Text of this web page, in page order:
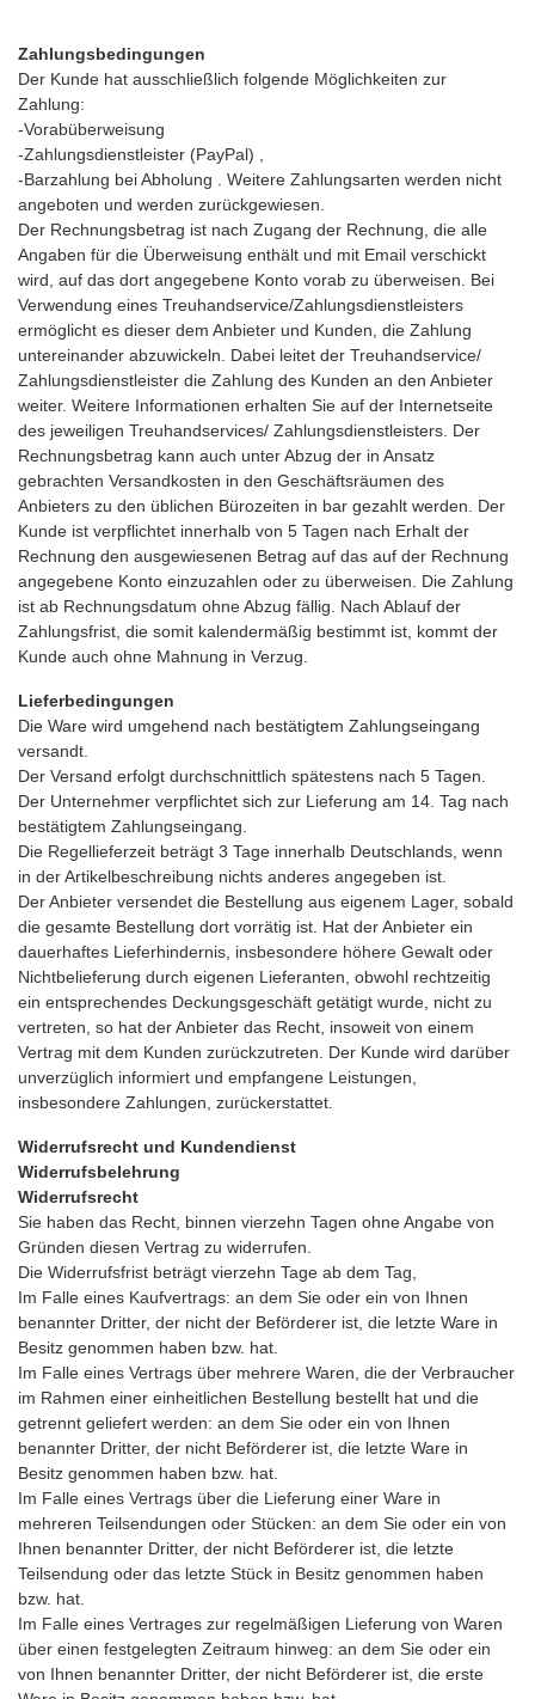
Zahlungsbedingungen
Der Kunde hat ausschließlich folgende Möglichkeiten zur
Zahlung:
-Vorabüberweisung
-Zahlungsdienstleister (PayPal) ,
-Barzahlung bei Abholung . Weitere Zahlungsarten werden nicht
angeboten und werden zurückgewiesen.
Der Rechnungsbetrag ist nach Zugang der Rechnung, die alle
Angaben für die Überweisung enthält und mit Email verschickt
wird, auf das dort angegebene Konto vorab zu überweisen. Bei
Verwendung eines Treuhandservice/Zahlungsdienstleisters
ermöglicht es dieser dem Anbieter und Kunden, die Zahlung
untereinander abzuwickeln. Dabei leitet der Treuhandservice/
Zahlungsdienstleister die Zahlung des Kunden an den Anbieter
weiter. Weitere Informationen erhalten Sie auf der Internetseite
des jeweiligen Treuhandservices/ Zahlungsdienstleisters. Der
Rechnungsbetrag kann auch unter Abzug der in Ansatz
gebrachten Versandkosten in den Geschäftsräumen des
Anbieters zu den üblichen Bürozeiten in bar gezahlt werden. Der
Kunde ist verpflichtet innerhalb von 5 Tagen nach Erhalt der
Rechnung den ausgewiesenen Betrag auf das auf der Rechnung
angegebene Konto einzuzahlen oder zu überweisen. Die Zahlung
ist ab Rechnungsdatum ohne Abzug fällig. Nach Ablauf der
Zahlungsfrist, die somit kalendermäßig bestimmt ist, kommt der
Kunde auch ohne Mahnung in Verzug.
Lieferbedingungen
Die Ware wird umgehend nach bestätigtem Zahlungseingang
versandt.
Der Versand erfolgt durchschnittlich spätestens nach 5 Tagen.
Der Unternehmer verpflichtet sich zur Lieferung am 14. Tag nach
bestätigtem Zahlungseingang.
Die Regellieferzeit beträgt 3 Tage innerhalb Deutschlands, wenn
in der Artikelbeschreibung nichts anderes angegeben ist.
Der Anbieter versendet die Bestellung aus eigenem Lager, sobald
die gesamte Bestellung dort vorrätig ist. Hat der Anbieter ein
dauerhaftes Lieferhindernis, insbesondere höhere Gewalt oder
Nichtbelieferung durch eigenen Lieferanten, obwohl rechtzeitig
ein entsprechendes Deckungsgeschäft getätigt wurde, nicht zu
vertreten, so hat der Anbieter das Recht, insoweit von einem
Vertrag mit dem Kunden zurückzutreten. Der Kunde wird darüber
unverzüglich informiert und empfangene Leistungen,
insbesondere Zahlungen, zurückerstattet.
Widerrufsrecht und Kundendienst
Widerrufsbelehrung
Widerrufsrecht
Sie haben das Recht, binnen vierzehn Tagen ohne Angabe von
Gründen diesen Vertrag zu widerrufen.
Die Widerrufsfrist beträgt vierzehn Tage ab dem Tag,
Im Falle eines Kaufvertrags: an dem Sie oder ein von Ihnen
benannter Dritter, der nicht der Beförderer ist, die letzte Ware in
Besitz genommen haben bzw. hat.
Im Falle eines Vertrags über mehrere Waren, die der Verbraucher
im Rahmen einer einheitlichen Bestellung bestellt hat und die
getrennt geliefert werden: an dem Sie oder ein von Ihnen
benannter Dritter, der nicht Beförderer ist, die letzte Ware in
Besitz genommen haben bzw. hat.
Im Falle eines Vertrags über die Lieferung einer Ware in
mehreren Teilsendungen oder Stücken: an dem Sie oder ein von
Ihnen benannter Dritter, der nicht Beförderer ist, die letzte
Teilsendung oder das letzte Stück in Besitz genommen haben
bzw. hat.
Im Falle eines Vertrages zur regelmäßigen Lieferung von Waren
über einen festgelegten Zeitraum hinweg: an dem Sie oder ein
von Ihnen benannter Dritter, der nicht Beförderer ist, die erste